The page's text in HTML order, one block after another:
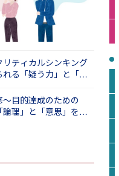
リティカルシンキング
る「疑う力」と「活
目的達成のための
論理」と「意思」を活